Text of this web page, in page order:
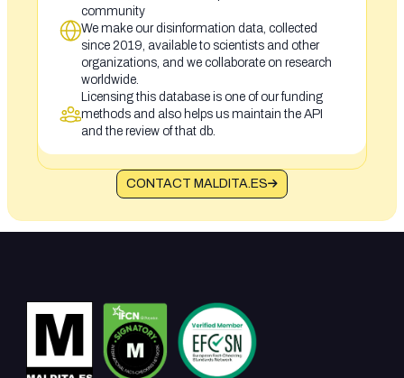
community
We make our disinformation data, collected
since 2019, available to scientists and other
organizations, and we collaborate on research
worldwide.
Licensing this database is one of our funding
methods and also helps us maintain the API
and the review of that db.
CONTACT MALDITA.ES